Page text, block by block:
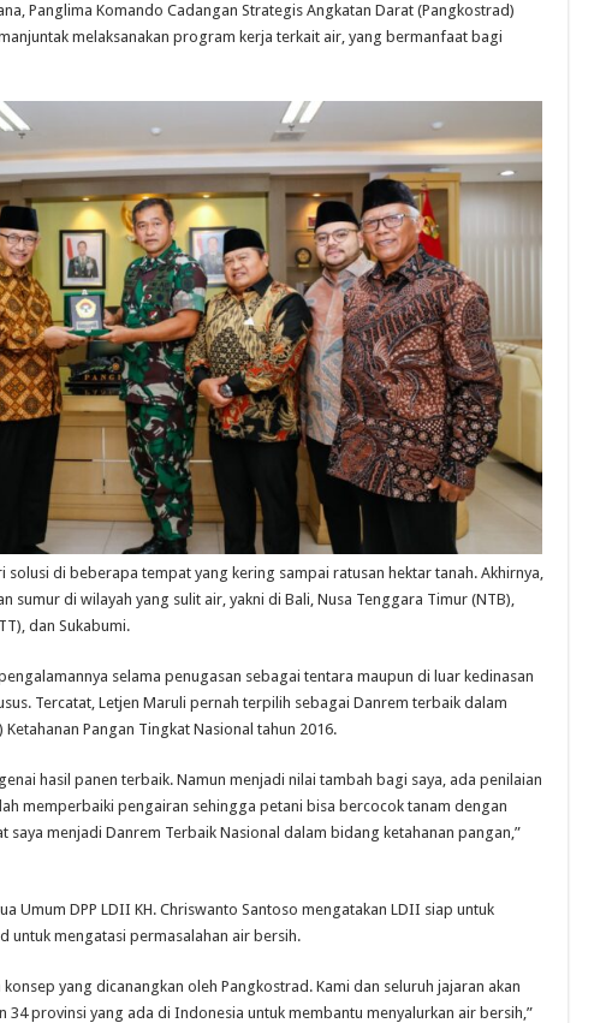
Panglima Komando Cadangan Strategis Angkatan Darat (Pangkostrad)
melaksanakan program kerja terkait air, yang bermanfaat bagi
solusi di beberapa tempat yang kering sampai ratusan hektar tanah. Akhirnya,
sumur di wilayah yang sulit air, yakni di Bali, Nusa Tenggara Timur (NTB),
dan Sukabumi.
selama penugasan sebagai tentara maupun di luar kedinasan
Tercatat, Letjen Maruli pernah terpilih sebagai Danrem terbaik dalam
Ketahanan Pangan Tingkat Nasional tahun 2016.
hasil panen terbaik. Namun menjadi nilai tambah bagi saya, ada penilaian
memperbaiki pengairan sehingga petani bisa bercocok tanam dengan
saya menjadi Danrem Terbaik Nasional dalam bidang ketahanan pangan,”
Umum DPP LDII KH. Chriswanto Santoso mengatakan LDII siap untuk
untuk mengatasi permasalahan air bersih.
yang dicanangkan oleh Pangkostrad. Kami dan seluruh jajaran akan
34 provinsi yang ada di Indonesia untuk membantu menyalurkan air bersih,”